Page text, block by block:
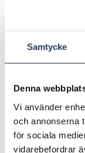
Samtycke
Denna
Vi använder
och annonserna
för sociala
vidarebefordrar
ledamot i Rejlers
Hur det går till
Registrera ett
som pågår,